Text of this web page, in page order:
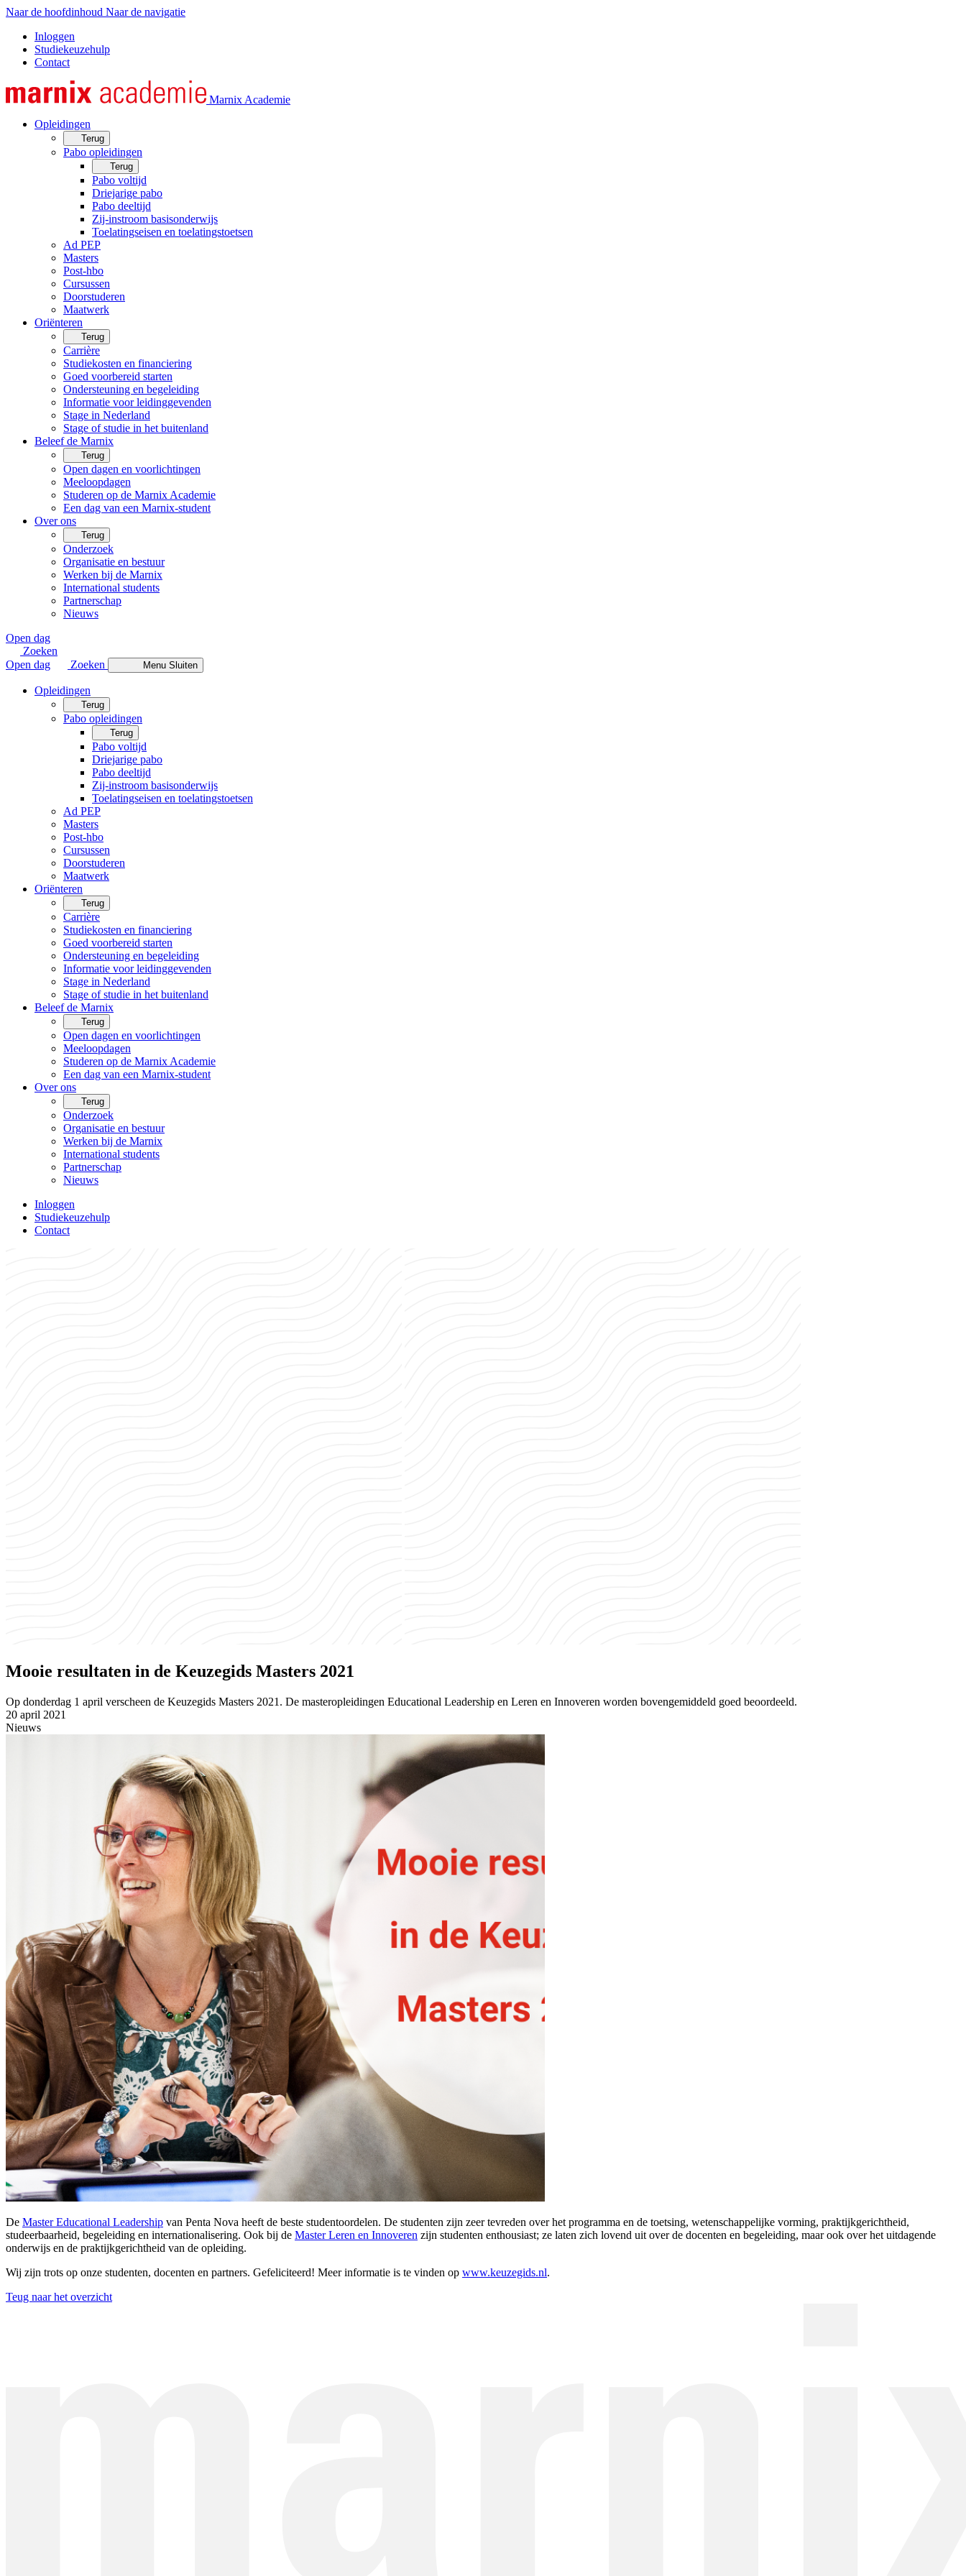
Naar de hoofdinhoud Naar de navigatie
Inloggen
Studiekeuzehulp
Contact
Marnix Academie
Opleidingen
Terug
Pabo opleidingen
Terug
Pabo voltijd
Driejarige pabo
Pabo deeltijd
Zij-instroom basisonderwijs
Toelatingseisen en toelatingstoetsen
Ad PEP
Masters
Post-hbo
Cursussen
Doorstuderen
Maatwerk
Oriënteren
Terug
Carrière
Studiekosten en financiering
Goed voorbereid starten
Ondersteuning en begeleiding
Informatie voor leidinggevenden
Stage in Nederland
Stage of studie in het buitenland
Beleef de Marnix
Terug
Open dagen en voorlichtingen
Meeloopdagen
Studeren op de Marnix Academie
Een dag van een Marnix-student
Over ons
Terug
Onderzoek
Organisatie en bestuur
Werken bij de Marnix
International students
Partnerschap
Nieuws
Open dag
Zoeken
Open dag
Zoeken Menu Sluiten
Opleidingen
Terug
Pabo opleidingen
Terug
Pabo voltijd
Driejarige pabo
Pabo deeltijd
Zij-instroom basisonderwijs
Toelatingseisen en toelatingstoetsen
Ad PEP
Masters
Post-hbo
Cursussen
Doorstuderen
Maatwerk
Oriënteren
Terug
Carrière
Studiekosten en financiering
Goed voorbereid starten
Ondersteuning en begeleiding
Informatie voor leidinggevenden
Stage in Nederland
Stage of studie in het buitenland
Beleef de Marnix
Terug
Open dagen en voorlichtingen
Meeloopdagen
Studeren op de Marnix Academie
Een dag van een Marnix-student
Over ons
Terug
Onderzoek
Organisatie en bestuur
Werken bij de Marnix
International students
Partnerschap
Nieuws
Inloggen
Studiekeuzehulp
Contact
Mooie resultaten in de Keuzegids Masters 2021
Op donderdag 1 april verscheen de Keuzegids Masters 2021. De masteropleidingen Educational Leadership en Leren en Innoveren worden bovengemiddeld goed beoordeeld.
20 april 2021
Nieuws
De Master Educational Leadership van Penta Nova heeft de beste studentoordelen. De studenten zijn zeer tevreden over het programma en de toetsing, wetenschappelijke vorming, praktijkgerichtheid,
studeerbaarheid, begeleiding en internationalisering. Ook bij de Master Leren en Innoveren zijn studenten enthousiast; ze laten zich lovend uit over de docenten en begeleiding, maar ook over het uitdagende
onderwijs en de praktijkgerichtheid van de opleiding.
Wij zijn trots op onze studenten, docenten en partners. Gefeliciteerd! Meer informatie is te vinden op www.keuzegids.nl.
Teug naar het overzicht